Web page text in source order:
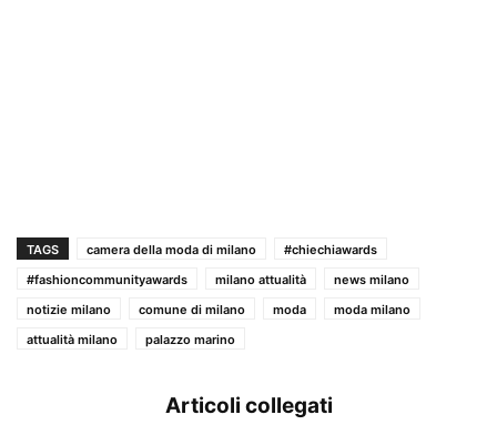
TAGS camera della moda di milano
#chiechiawards
#fashioncommunityawards
milano attualità
news milano
notizie milano
comune di milano moda
moda milano
attualità milano
palazzo marino
Articoli collegati